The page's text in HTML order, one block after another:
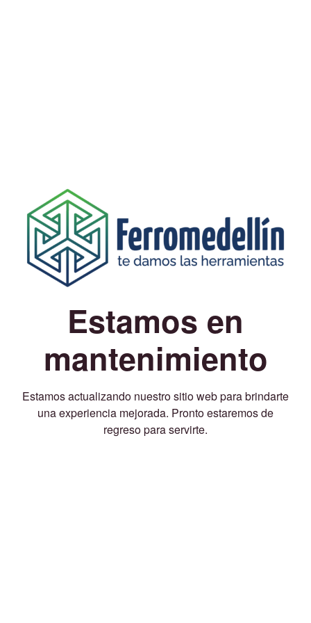
Estamos en
mantenimiento
Estamos actualizando nuestro sitio web para brindarte
una experiencia mejorada. Pronto estaremos de
regreso para servirte.